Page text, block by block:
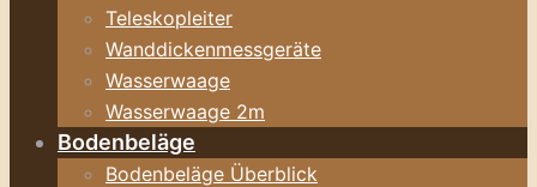
Teleskopleiter
Wanddickenmessgeräte
Wasserwaage
Wasserwaage 2m
Bodenbeläge
Bodenbeläge Überblick